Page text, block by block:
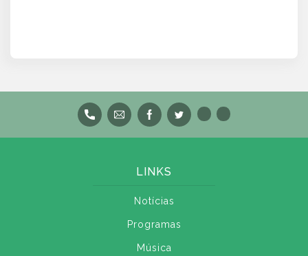
LINKS
Notícias
Programas
Música